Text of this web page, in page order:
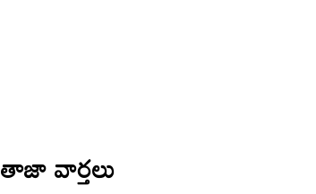
తాజా వార్తలు